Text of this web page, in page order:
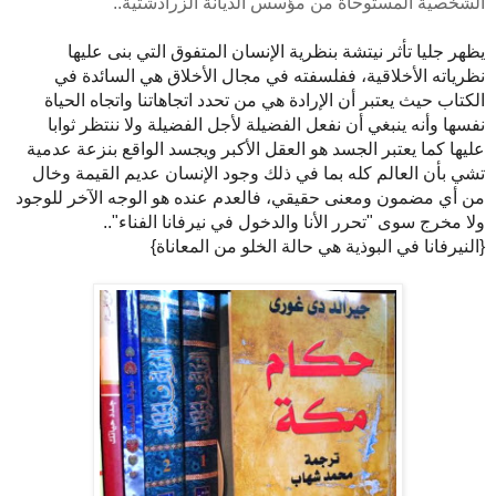
يظهر جليا تأثر نيتشة بنظرية الإنسان المتفوق التي بنى عليها
نظرياته الأخلاقية، ففلسفته في مجال الأخلاق هي السائدة في
الكتاب حيث يعتبر أن الإرادة هي من تحدد اتجاهاتنا واتجاه الحياة
نفسها وأنه ينبغي أن نفعل الفضيلة لأجل الفضيلة ولا ننتظر ثوابا
عليها كما يعتبر الجسد هو العقل الأكبر ويجسد الواقع بنزعة عدمية
تشي بأن العالم كله بما في ذلك وجود الإنسان عديم القيمة وخال
من أي مضمون ومعنى حقيقي، فالعدم عنده هو الوجه الآخر للوجود
ولا مخرج سوى "تحرر الأنا والدخول في نيرفانا الفناء"..
{النيرفانا في البوذية هي حالة الخلو من المعاناة}